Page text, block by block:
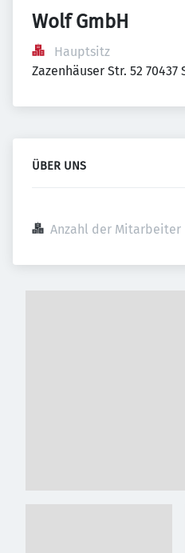
Wolf GmbH
Hauptsitz
Zazenhäuser Str. 52
ÜBER UNS
Anzahl der Mitarbeiter